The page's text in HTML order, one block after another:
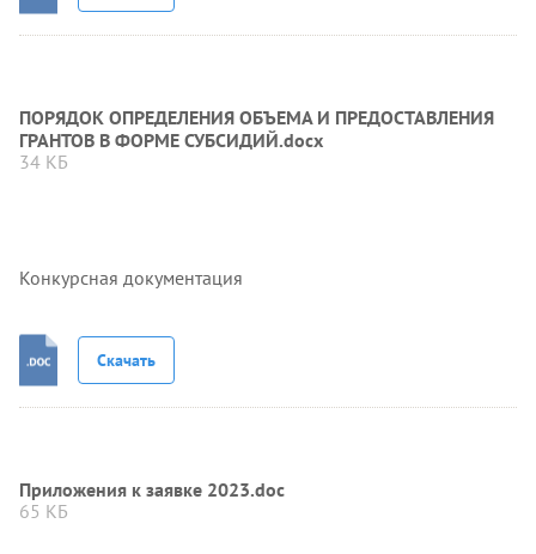
ПОРЯДОК ОПРЕДЕЛЕНИЯ ОБЪЕМА И ПРЕДОСТАВЛЕНИЯ
ГРАНТОВ В ФОРМЕ СУБСИДИЙ.docx
34 КБ
Конкурсная документация
Скачать
Приложения к заявке 2023.doc
65 КБ